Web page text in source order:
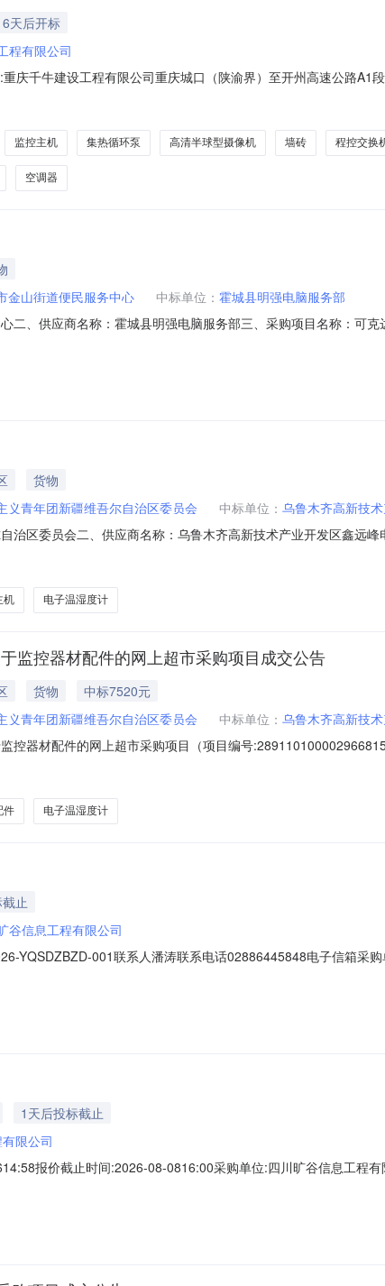
6天后开标
程有限公司
庆千牛建设工程有限公司重庆城口（陕渝界）至开州高速公路A1
限公司投标截止时间：2026-08-07T09:32:39发布日期：2026-08-
装饰装修材料采购优选公告（二次发布）根据《重庆千牛建设工
监控主机 集热循环泵 高清半球型摄像机 墙砖 程控交换
空调器
金山街道便民服务中心 中标单位： 霍城县明强电脑服务部
二、供应商名称：霍城县明强电脑服务部三、采购项目名称：可
L监控主机普联/TP-LinkTL-NVR6216-L个1
货物
义青年团新疆维吾尔自治区委员会 中标单位： 乌鲁木齐高新技
治区委员会二、供应商名称：乌鲁木齐高新技术产业开发区鑫远
者400W个1.008508502守望者400W监控器材配件摄像机及配件守
机 电子温湿度计
监控器材配件的网上超市采购项目成交公告
货物
中标7520元
义青年团新疆维吾尔自治区委员会 中标单位： 乌鲁木齐高新技
控器材配件的网上超市采购项目（项目编号
行政区划编码:659900项目所在行政区划名称:新疆维吾尔自治区
件 电子温湿度计
止
谷信息工程有限公司
YQSDZBZD-001联系人潘涛联系电话02886445848电子信箱采
标的类型物资收货人收货电话交货方式对供应商要求保证金
1天后投标截止
限公司
报价截止时间:2026-08-0816:00采购单位:四川旷谷信息工程
称规格型号数量计量单位技术标准及要求交货期送货地址1L033